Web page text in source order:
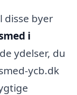
disse byer
i
ydelser, du
ycb.dk